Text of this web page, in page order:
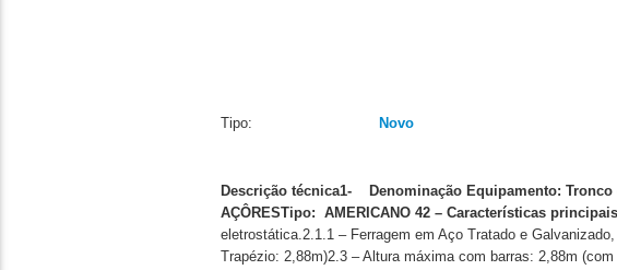
Tipo: Novo
Descrição técnica1- Denominação Equipamento: Tronco
AÇÔRESTipo: AMERICANO 42 – Características principais
eletrostática.2.1.1 – Ferragem em Aço Tratado e
Trapézio: 2,88m)2.3 – Altura máxima com barras: 2,88m